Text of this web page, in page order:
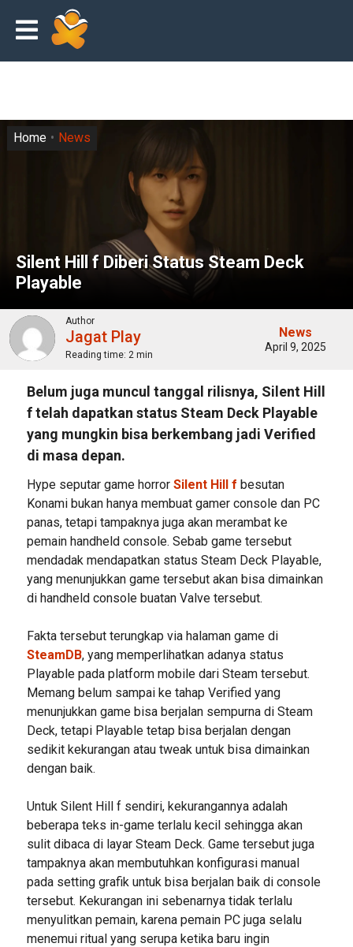
Silent Hill f Diberi Status Steam Deck
Playable
Home News
Author
Jagat Play
Reading time: 2 min
News
April 9, 2025
Belum juga muncul tanggal rilisnya, Silent Hill
f telah dapatkan status Steam Deck Playable
yang mungkin bisa berkembang jadi Verified
di masa depan.
Hype seputar game horror Silent Hill f besutan
Konami bukan hanya membuat gamer console dan PC
panas, tetapi tampaknya juga akan merambat ke
pemain handheld console. Sebab game tersebut
mendadak mendapatkan status Steam Deck Playable,
yang menunjukkan game tersebut akan bisa dimainkan
di handheld console buatan Valve tersebut.
Fakta tersebut terungkap via halaman game di
SteamDB, yang memperlihatkan adanya status
Playable pada platform mobile dari Steam tersebut.
Memang belum sampai ke tahap Verified yang
menunjukkan game bisa berjalan sempurna di Steam
Deck, tetapi Playable tetap bisa berjalan dengan
sedikit kekurangan atau tweak untuk bisa dimainkan
dengan baik.
Untuk Silent Hill f sendiri, kekurangannya adalah
beberapa teks in-game terlalu kecil sehingga akan
sulit dibaca di layar Steam Deck. Game tersebut juga
tampaknya akan membutuhkan konfigurasi manual
pada setting grafik untuk bisa berjalan baik di console
tersebut. Kekurangan ini sebenarnya tidak terlalu
menyulitkan pemain, karena pemain PC juga selalu
menemui ritual yang serupa ketika baru ingin